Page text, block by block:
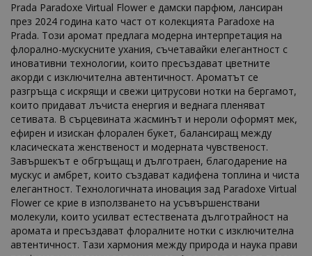
Prada Paradoxe Virtual Flower е дамски парфюм, лансиран
през 2024 година като част от колекцията Paradoxe на
Prada. Този аромат предлага модерна интерпретация на
флорално-мускусните ухания, съчетавайки елегантност с
иновативни технологии, които пресъздават цветните
акорди с изключителна автентичност. Ароматът се
разгръща с искрящи и свежи цитрусови нотки на бергамот,
които придават лъчиста енергия и веднага пленяват
сетивата. В сърцевината жасминът и нероли оформят мек,
ефирен и изискан флорален букет, балансиращ между
класическата женственост и модерната чувственост.
Завършекът е обгръщащ и дълготраен, благодарение на
мускус и амбрет, които създават кадифена топлина и чиста
елегантност. Технологичната иновация зад Paradoxe Virtual
Flower се крие в използването на усъвършенствани
молекули, които усилват естествената дълготрайност на
аромата и пресъздават флоралните нотки с изключителна
автентичност. Тази хармония между природа и наука прави